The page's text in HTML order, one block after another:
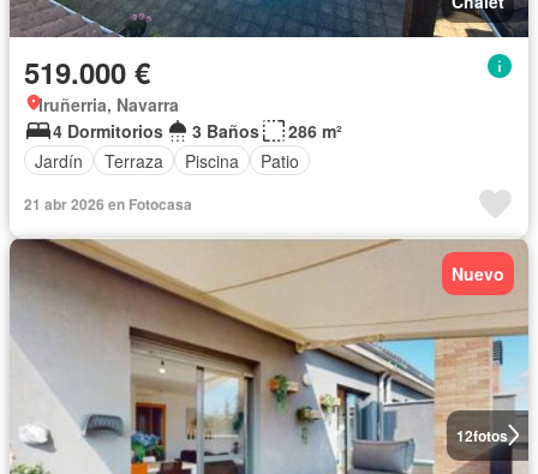
519.000 €
Iruñerria, Navarra
4 Dormitorios
3 Baños
286 m²
Jardín
Terraza Piscina Patio
21 abr 2026 en Fotocasa
12fotos
Nuevo